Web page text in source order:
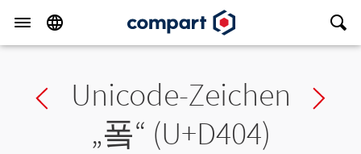
Previous char
Unicode-Zeichen
„퐄“ (U+D404)